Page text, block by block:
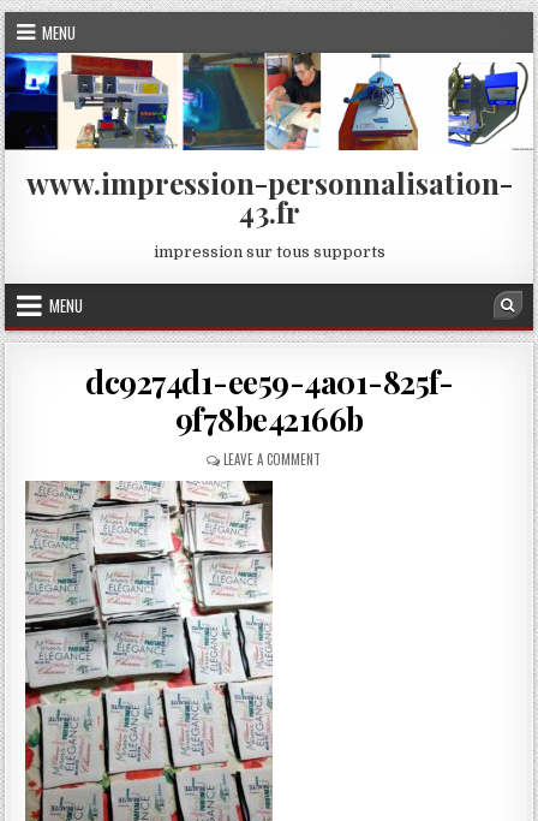
Skip
to
content
MENU
www.impression-personnalisation-
43.fr
impression sur tous supports
MENU
dc9274d1-ee59-4a01-825f-
9f78be42166b
LEAVE A COMMENTON